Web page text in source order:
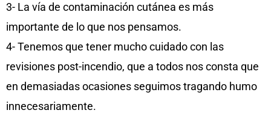
3- La vía de contaminación cutánea es más
importante de lo que nos pensamos.
4- Tenemos que tener mucho cuidado con las
revisiones post-incendio, que a todos nos consta que
en demasiadas ocasiones seguimos tragando humo
innecesariamente.